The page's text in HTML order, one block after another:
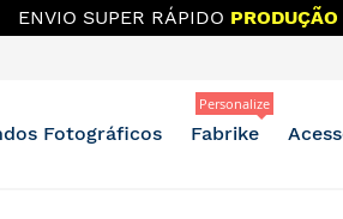
ENVIO SUPER RÁPIDO
Fotográficos Fabrike
Personalize